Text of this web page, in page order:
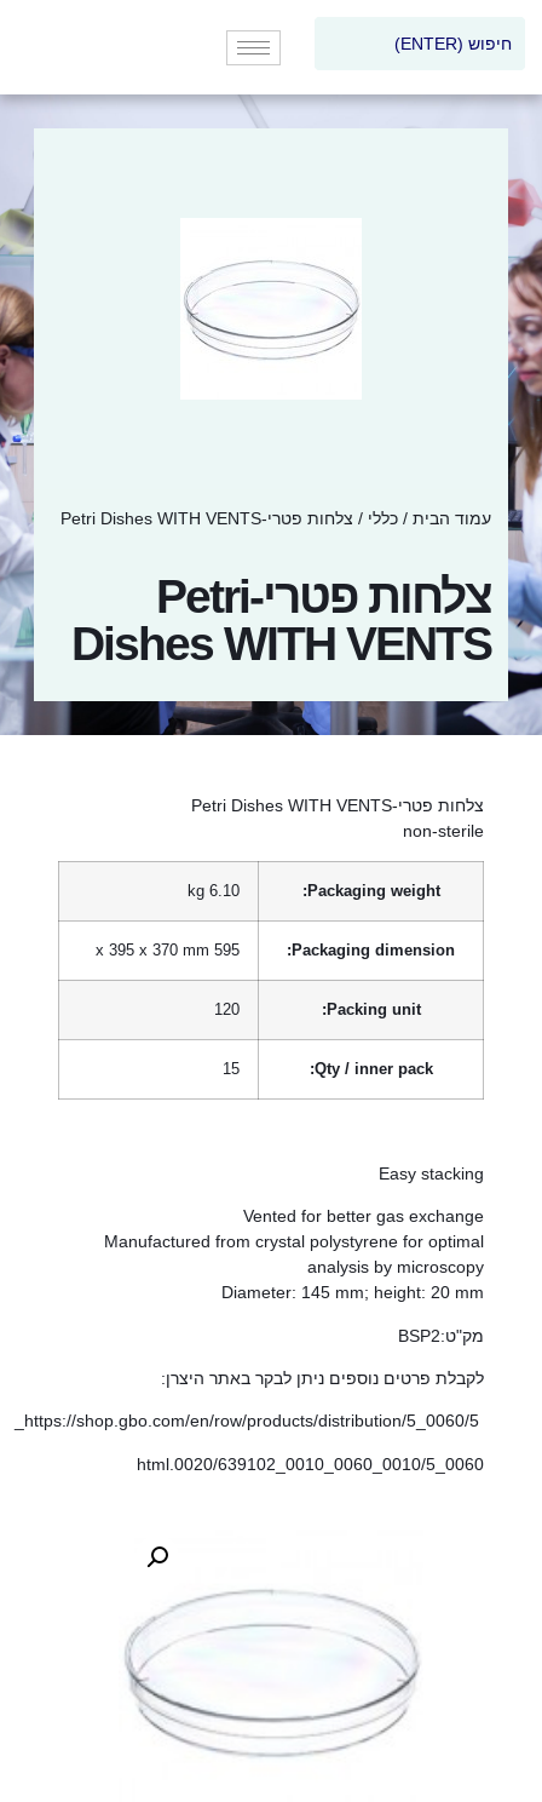
עמוד הבית / כללי / צלחות פטרי-Petri Dishes WITH VENTS
צלחות פטרי-Petri
Dishes WITH VENTS
צלחות פטרי-Petri Dishes WITH VENTS
non-sterile
Packaging weight:
6.10 kg
Packaging dimension:
595 x 395 x 370 mm
Packing unit:
120
Qty / inner pack:
15
Easy stacking
Vented for better gas exchange
Manufactured from crystal polystyrene for optimal
analysis by microscopy
Diameter: 145 mm; height: 20 mm
מק"ט:BSP2
לקבלת פרטים נוספים ניתן לבקר באתר היצרן:
0060_0010/5_0060_0010_0020/639102.html